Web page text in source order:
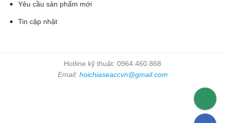
Yêu cầu sản phẩm mới
Tin cập nhật
Hotline kỹ thuật: 0964.460.868
Email: hoichiaseaccvn@gmail.com